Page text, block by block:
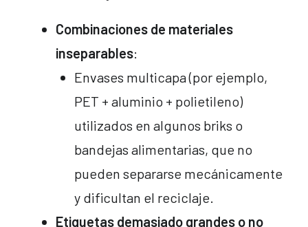
Combinaciones de materiales
inseparables:
Envases multicapa (por ejemplo,
PET + aluminio + polietileno)
utilizados en algunos briks o
bandejas alimentarias, que no
pueden separarse mecánicamente
y dificultan el reciclaje.
Etiquetas demasiado grandes o no